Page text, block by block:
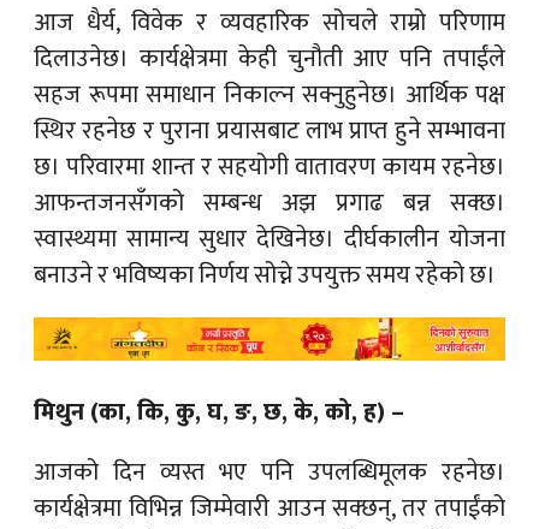
आज धैर्य, विवेक र व्यवहारिक सोचले राम्रो परिणाम
दिलाउनेछ। कार्यक्षेत्रमा केही चुनौती आए पनि तपाईंले
सहज रूपमा समाधान निकाल्न सक्नुहुनेछ। आर्थिक पक्ष
स्थिर रहनेछ र पुराना प्रयासबाट लाभ प्राप्त हुने सम्भावना
छ। परिवारमा शान्त र सहयोगी वातावरण कायम रहनेछ।
आफन्तजनसँगको सम्बन्ध अझ प्रगाढ बन्न सक्छ।
स्वास्थ्यमा सामान्य सुधार देखिनेछ। दीर्घकालीन योजना
बनाउने र भविष्यका निर्णय सोच्ने उपयुक्त समय रहेको छ।
मिथुन (का, कि, कु, घ, ङ, छ, के, को, ह) –
आजको दिन व्यस्त भए पनि उपलब्धिमूलक रहनेछ।
कार्यक्षेत्रमा विभिन्न जिम्मेवारी आउन सक्छन्, तर तपाईंको